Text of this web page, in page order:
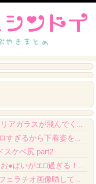
PS4「FF7リメイク」ティファの戦闘シーンの詳細公開！正拳突きやかかと落としがセク...
【動画】 高速道路を走行中の車からリアガラスが飛んでくる事故(゜o゜)
エッチする前の脱ぎだした彼女がエロすぎるから下着姿を撮ったエロ画像
スケベ尻 part2
山田ゆり、AVデビュー＆乳首ヌードお●ぱいがエ□過ぎる！Madonna超大型新人、セ...
今まで付き合ってきた歴代の彼女のフェラチオ画像晒してくわーｗｗｗｗｗｗｗｗｗｗｗ